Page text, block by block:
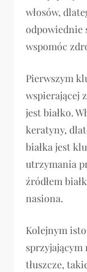
włosów,
odpowiednie
wspomóc
Pierwszym
wspierającej
jest białko.
keratyny,
białka jest
utrzymania
źródłem
nasiona.
Kolejnym
sprzyjającym
tłuszcze,